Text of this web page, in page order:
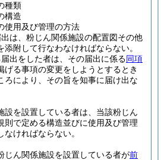
種類
構造
使用及び管理の方法
は、粉じん関係施設の配置図その他
附して行なわなければならない。
出をした者は、その届出に係る同項
げる事項の変更をしようとするとき
ろにより、その旨を知事に届け出な
設を設置している者は、当該粉じん
則で定める構造並びに使用及び管理
ければならない。
じん関係施設を設置している者が前